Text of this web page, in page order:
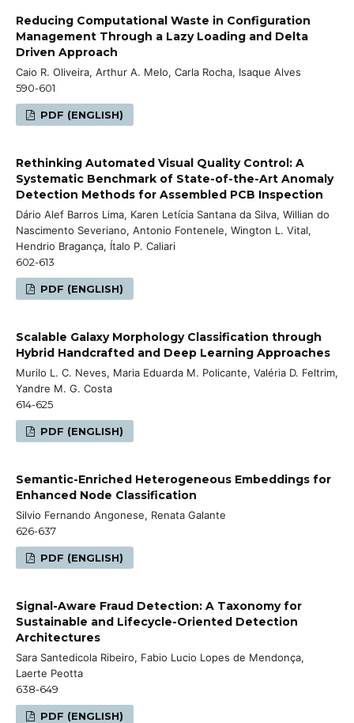
Reducing Computational Waste in Configuration
Management Through a Lazy Loading and Delta
Driven Approach
Caio R. Oliveira, Arthur A. Melo, Carla Rocha, Isaque Alves
590-601
PDF (ENGLISH)
Rethinking Automated Visual Quality Control: A
Systematic Benchmark of State-of-the-Art Anomaly
Detection Methods for Assembled PCB Inspection
Dário Alef Barros Lima, Karen Letícia Santana da Silva, Willian do
Nascimento Severiano, Antonio Fontenele, Wington L. Vital,
Hendrio Bragança, Ítalo P. Caliari
602-613
PDF (ENGLISH)
Scalable Galaxy Morphology Classification through
Hybrid Handcrafted and Deep Learning Approaches
Murilo L. C. Neves, Maria Eduarda M. Policante, Valéria D. Feltrim,
Yandre M. G. Costa
614-625
PDF (ENGLISH)
Semantic-Enriched Heterogeneous Embeddings for
Enhanced Node Classification
Silvio Fernando Angonese, Renata Galante
626-637
PDF (ENGLISH)
Signal-Aware Fraud Detection: A Taxonomy for
Sustainable and Lifecycle-Oriented Detection
Architectures
Sara Santedicola Ribeiro, Fabio Lucio Lopes de Mendonça,
Laerte Peotta
638-649
PDF (ENGLISH)